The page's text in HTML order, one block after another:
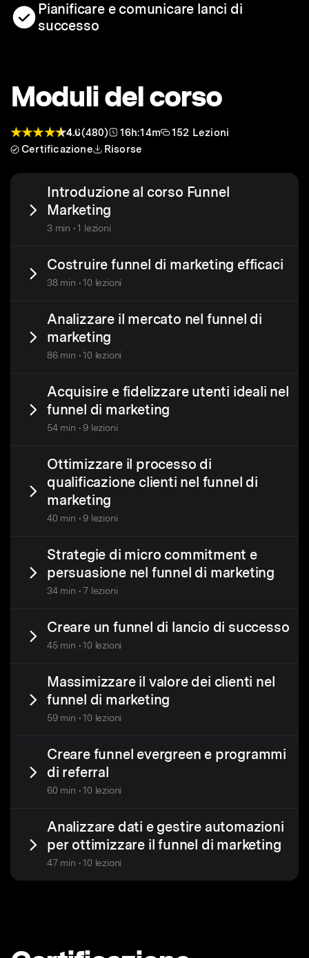
Pianificare e comunicare lanci di
successo
Moduli del corso
4.6(480) 16h:14m
152 Lezioni
Certificazione
Risorse
Introduzione al corso Funnel
Marketing
3 min • 1 lezioni
Costruire funnel di marketing efficaci
38 min • 10 lezioni
Analizzare il mercato nel funnel di
marketing
86 min • 10 lezioni
Acquisire e fidelizzare utenti ideali nel
funnel di marketing
54 min • 9 lezioni
Ottimizzare il processo di
qualificazione clienti nel funnel di
marketing
40 min • 9 lezioni
Strategie di micro commitment e
persuasione nel funnel di marketing
34 min • 7 lezioni
Creare un funnel di lancio di successo
45 min • 10 lezioni
Massimizzare il valore dei clienti nel
funnel di marketing
59 min • 10 lezioni
Creare funnel evergreen e programmi
di referral
60 min • 10 lezioni
Analizzare dati e gestire automazioni
per ottimizzare il funnel di marketing
47 min • 10 lezioni